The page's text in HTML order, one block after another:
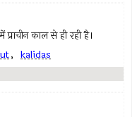
प्राचीन काल से ही रही है।
, kalidas